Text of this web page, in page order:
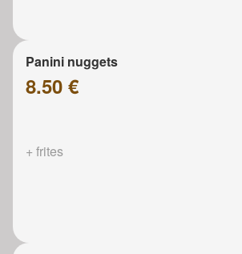
Panini nuggets
8.50 €
+ frites